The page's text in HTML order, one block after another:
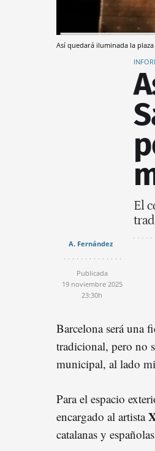
Así quedará iluminada la
El
A. Fernández
Publicada
19 noviembre 2025
23:30h
Barcelona será una
tradicional, pero no
municipal, al lado
Para el espacio
encargado al artista
catalanas y